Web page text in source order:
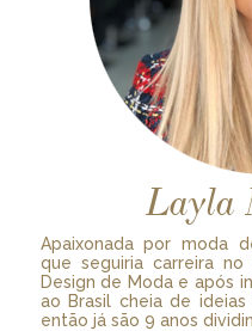
Layla
Apaixonada por moda
que seguiria carreira no
Design de Moda e após
ao Brasil cheia de
então já são 9 anos